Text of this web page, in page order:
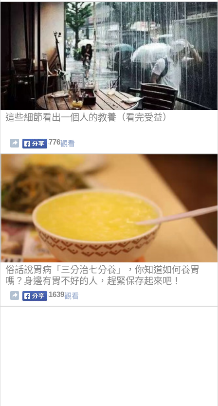
這些細節看出一個人的教養（看完受益）
776觀看
俗話說胃病「三分治七分養」，你知道如何養胃
嗎？身邊有胃不好的人，趕緊保存起來吧！
1639觀看